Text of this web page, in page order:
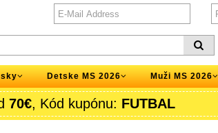
Detske MS 2026 Muži MS 2026
70€, Kód kupónu: FUTBAL